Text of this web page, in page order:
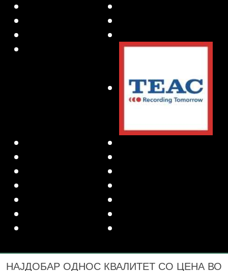
НАЈДОБАР ОДНОС КВАЛИТЕТ СО ЦЕНА ВО